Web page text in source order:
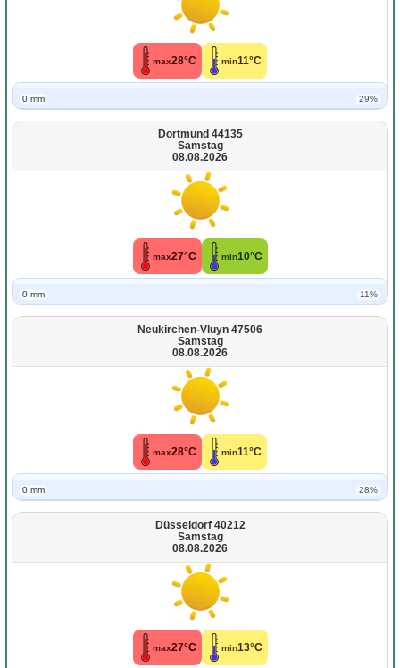
max28°C min11°C
0 mm 29%
Dortmund 44135
Samstag
08.08.2026
max27°C min10°C
0 mm 11%
Neukirchen-Vluyn 47506
Samstag
08.08.2026
max28°C min11°C
0 mm 28%
Düsseldorf 40212
Samstag
08.08.2026
max27°C min13°C